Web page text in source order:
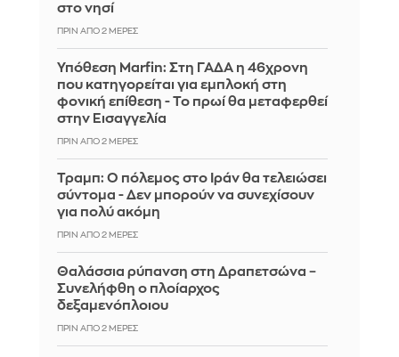
στο νησί
ΠΡΙΝ ΑΠΌ 2 ΜΈΡΕΣ
Υπόθεση Marfin: Στη ΓΑΔΑ η 46χρονη
που κατηγορείται για εμπλοκή στη
φονική επίθεση - Το πρωί θα μεταφερθεί
στην Εισαγγελία
ΠΡΙΝ ΑΠΌ 2 ΜΈΡΕΣ
Τραμπ: Ο πόλεμος στο Ιράν θα τελειώσει
σύντομα - Δεν μπορούν να συνεχίσουν
για πολύ ακόμη
ΠΡΙΝ ΑΠΌ 2 ΜΈΡΕΣ
Θαλάσσια ρύπανση στη Δραπετσώνα –
Συνελήφθη ο πλοίαρχος
δεξαμενόπλοιου
ΠΡΙΝ ΑΠΌ 2 ΜΈΡΕΣ